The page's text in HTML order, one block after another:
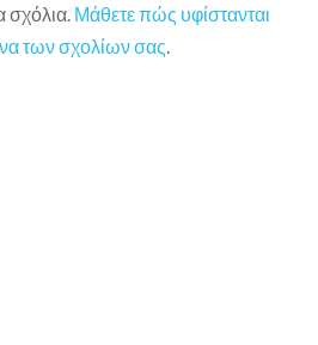
σχόλια. Μάθετε πώς υφίστανται
των σχολίων σας